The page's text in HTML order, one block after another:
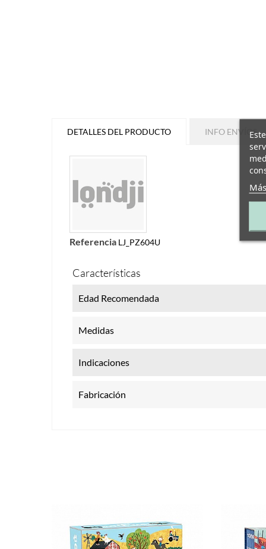
DETALLES DEL PRODUCTO INFO ENVÍOS
Referencia LJ_PZ604U
Características
Edad Recomendada
Medidas
Indicaciones
Fabricación